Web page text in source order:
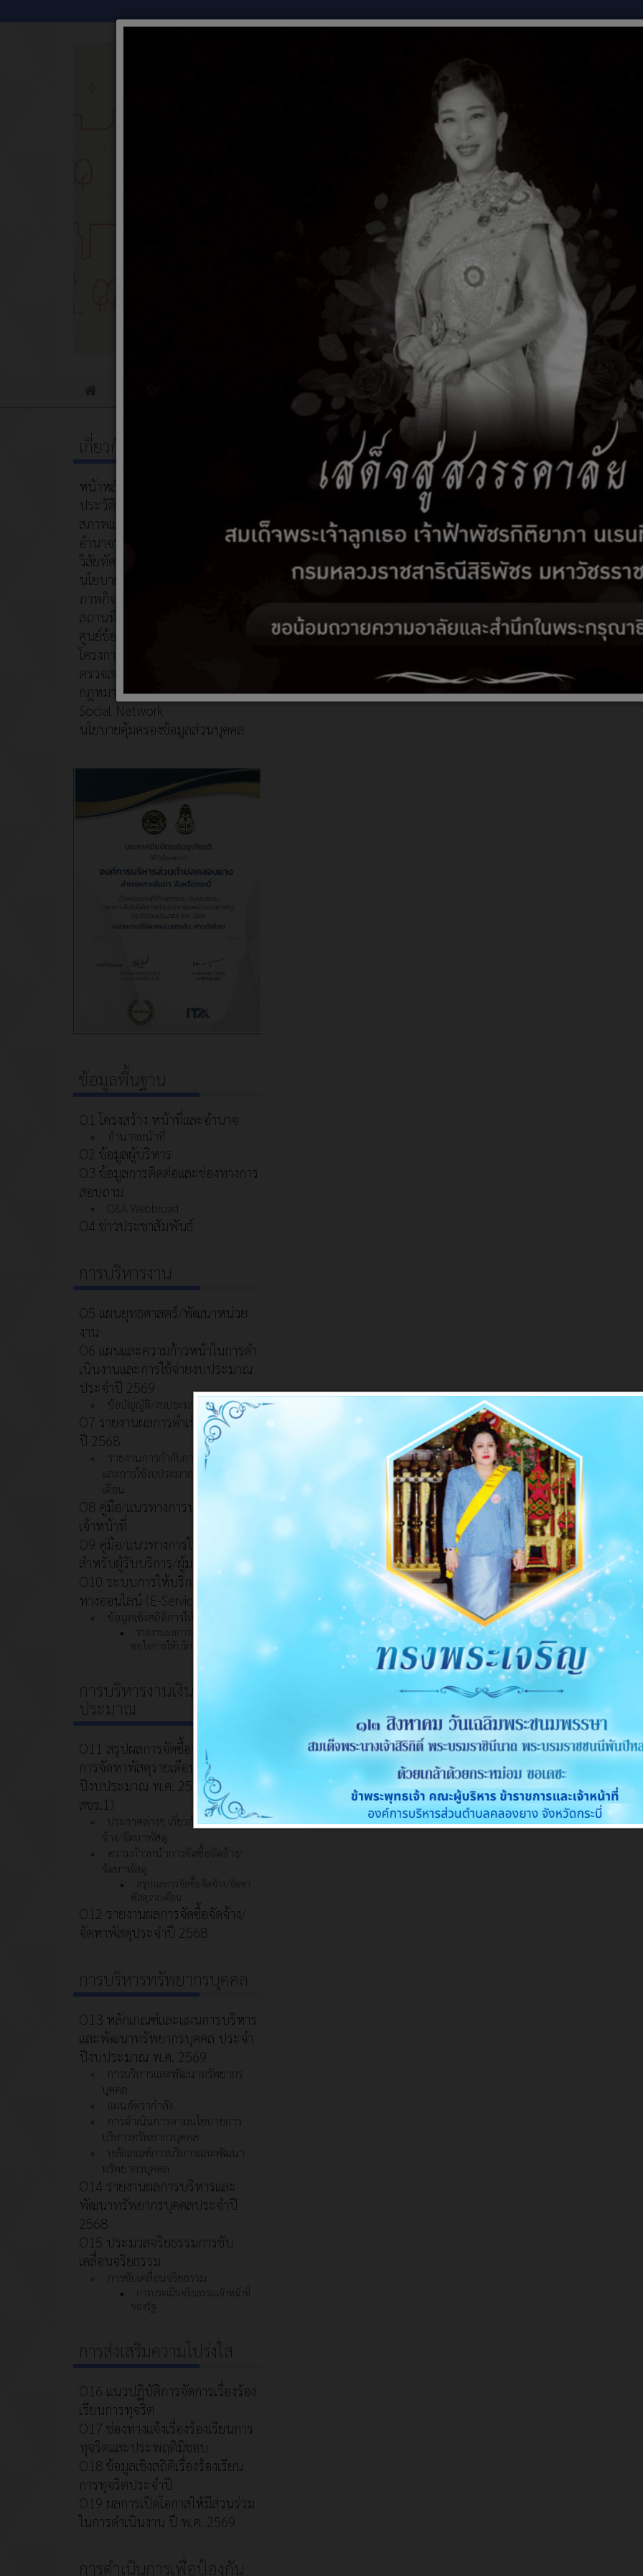
รับเรื่องร้องเรียน ติดต่อเรา สมัครงาน E-Services
ระเบียบการจัดซื้อจัดจ้าง ปปช.
01 กรกฎาคม 2558
คู่มือแนวทางการเปิดเผย รายละเอียดค่าใช้จ่ายเกี่ยวกับการจัดซื้อจัดจ้าง ราคากลางและกา
หนังสือเเจ้งเวียน ด่วนที่สุด ที่ ปช 0001.26/ว 0027 ลงวันที่ 19 กันยายน 2556 เรื่อง การเปิด
เกี่ยวกับหน่วยงาน
หน้าหลัก
ประวัติความเป็นมา
สภาพและข้อมูลพื้นฐาน
อำนาจหน้าที่
วิสัยทัศน์/พันธกิจ
นโยบายการบริหารงาน
ภาพกิจกรรม
สถานที่ท่องเที่ยว
ศูนย์ข้อมูลสำหรับนักท่องเที่ยว
โครงการอนุรักษ์พันธุกรรมพืช
ตรวจสอบภายใน
กฎหมายที่เกี่ยวข้อง
Social Network
นโยบายคุ้มครองข้อมูลส่วนบุคคล
ข้อมูลพื้นฐาน
O1 โครงสร้าง หน้าที่และอำนาจ
อำนาจหน้าที่
O2 ข้อมูลผู้บริหาร
O3 ข้อมูลการติดต่อและช่องทางการ
สอบถาม
Q&A Webbroad
O4 ข่าวประชาสัมพันธ์
การบริหารงาน
O5 แผนยุทธศาสตร์/พัฒนาหน่วย
งาน
O6 แผนและความก้าวหน้าในการดํา
เนินงานและการใช้จ่ายงบประมาณ
ประจําปี 2569
ข้อบัญญัติ/งบประมาณ
O7 รายงานผลการดำเนินงานประจำ
ปี 2568
รายงานการกำกับการดำเนินงาน
และการใช้งบประมาณประจำปี รอบ 6
เดือน
O8 คู่มือ/แนวทางการปฏิบัติงานของ
เจ้าหน้าที่
O9 คู่มือ/แนวทางการให้บริการ
สำหรับผู้รับบริการ/ผู้มาติดต่อ
O10 ระบบการให้บริการผ่านซ่อง
ทางออนไลน์ (E-Service)
ข้อมูลเชิงสถิติการให้บริการ
รายงานผลการสำรวจความพึง
พอใจการให้บริการ
การบริหารงานเงินงบ
ประมาณ
O11 สรุปผลการจัดซื้อจัดจ้างหรือ
การจัดหาพัสดุรายเดือนประจำ
ปีงบประมาณ พ.ศ. 2569 (แบบ
สขร.1)
ประกาศต่างๆ เกี่ยวกับการจัดซื้อจัด
จ้าง/จัดหาพัสดุ
ความก้าวหน้าการจัดซื้อจัดจ้าง/
จัดหาพัสดุ
สรุปผลการจัดซื้อจัดจ้าง/จัดหา
พัสดุรายเดือน
O12 รายงานผลการจัดซื้อจัดจ้าง/
จัดหาพัสดุประจำปี 2568
การบริหารทรัพยากรบุคคล
O13 หลักเกณฑ์และแผนการบริหาร
และพัฒนาทรัพยากรบุคคล ประจำ
ปีงบประมาณ พ.ศ. 2569
การบริหารและพัฒนาทรัพยากร
บุคคล
แผนอัตรากำลัง
การดำเนินการตามนโยบายการ
บริหารทรัพยากรบุคคล
หลักเกณฑ์การบริหารและพัฒนา
ทรัพยากรบุคคล
O14 รายงานผลการบริหารและ
พัฒนาทรัพยากรบุคคลประจำปี
2568
O15 ประมวลจริยธรรมการขับ
เคลื่อนจริยธรรม
การขับเคลื่อนจริยธรรม
การประเมินจริยธรรมเจ้าหน้าที่
ของรัฐ
การส่งเสริมความโปร่งใส
O16 แนวปฏิบัติการจัดการเรื่องร้อง
เรียนการทุจริต
O17 ช่องทางแจ้งเรื่องร้องเรียนการ
ทุจริตและประพฤติมิชอบ
O18 ข้อมูลเชิงสถิติเรื่องร้องเรียน
การทุจริตประจำปี
O19 ผลการเปิดโอกาสให้มีส่วนร่วม
ในการดำเนินงาน ปี พ.ศ. 2569
การดำเนินการเพื่อป้องกัน